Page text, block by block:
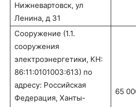
Нижневартовск, ул
Ленина, д 31
Сооружение (1.1.
сооружения
электроэнергетики, КН:
86:11:0101003:613) по
адресу: Российская
Федерация, Ханты-
65